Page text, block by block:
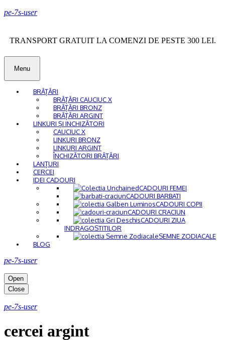
pe-7s-user
TRANSPORT GRATUIT LA COMENZI DE PESTE 300 LEI.
Menu
BRĂȚĂRI
BRĂȚĂRI CAUCIUC X
BRĂȚĂRI BRONZ
BRĂȚĂRI ARGINT
LINKURI ȘI INCHIZĂTORI
CAUCIUC X
LINKURI BRONZ
LINKURI ARGINT
ÎNCHIZĂTORI BRĂȚĂRI
LANȚURI
CERCEI
IDEI CADOURI
CADOURI FEMEI
CADOURI BARBATI
CADOURI COPII
CADOURI CRACIUN
CADOURI ZIUA
INDRAGOSTITILOR
SEMNE ZODIACALE
BLOG
pe-7s-user
Open
Close
pe-7s-user
cercei argint